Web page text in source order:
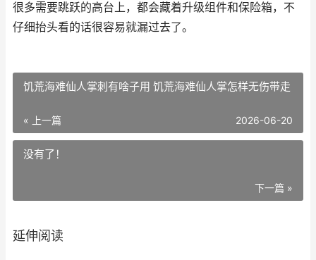
很多需要跳跃的高台上，都会藏着升级组件和保险箱，不
仔细抬头看的话很容易就漏过去了。
饥荒海难仙人掌刺有啥子用 饥荒海难仙人掌怎样无伤带走
« 上一篇 2026-06-20
没有了！
下一篇 »
延伸阅读